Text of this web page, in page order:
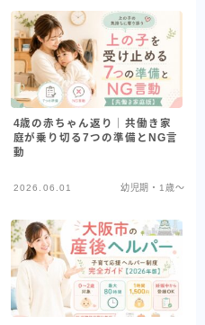
4歳の赤ちゃん返り｜共働き家
庭が乗り切る7つの準備とNG言
動
2026.06.01 幼児期・1歳〜